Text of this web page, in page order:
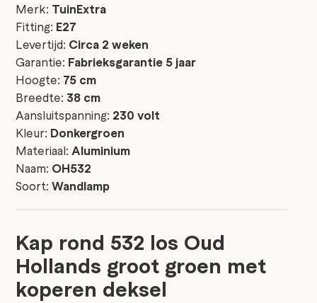
Merk: TuinExtra
Fitting: E27
Levertijd: Circa 2 weken
Garantie: Fabrieksgarantie 5 jaar
Hoogte: 75 cm
Breedte: 38 cm
Aansluitspanning: 230 volt
Kleur: Donkergroen
Materiaal: Aluminium
Naam: OH532
Soort:Wandlamp
Kap rond 532 los Oud
Hollands groot groen met
koperen deksel